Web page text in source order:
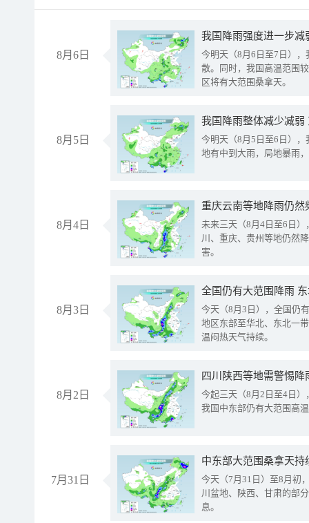
8月6日
今明天（8月6日至7日）
散。同时，我国高温范围
区将有大范围桑拿天。
8月5日
我国降雨整体减少减弱
今明天（8月5日至6日）
地有中到大雨，局地暴雨
8月4日
重庆云南等地降雨仍然
未来三天（8月4日至6日
川、重庆、贵州等地仍然
害。
8月3日
全国仍有大范围降雨
今天（8月3日），全国仍
地区东部至华北、东北一
温闷热天气持续。
8月2日
今起三天（8月2日至4日
我国中东部仍有大范围高
7月31日
中东部大范围桑拿天
今天（7月31日）至8月初
川盆地、陕西、甘肃的部
息。